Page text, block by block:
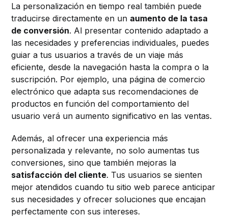
La personalización en tiempo real también puede
traducirse directamente en un aumento de la tasa
de conversión. Al presentar contenido adaptado a
las necesidades y preferencias individuales, puedes
guiar a tus usuarios a través de un viaje más
eficiente, desde la navegación hasta la compra o la
suscripción. Por ejemplo, una página de comercio
electrónico que adapta sus recomendaciones de
productos en función del comportamiento del
usuario verá un aumento significativo en las ventas.
Además, al ofrecer una experiencia más
personalizada y relevante, no solo aumentas tus
conversiones, sino que también mejoras la
satisfacción del cliente. Tus usuarios se sienten
mejor atendidos cuando tu sitio web parece anticipar
sus necesidades y ofrecer soluciones que encajan
perfectamente con sus intereses.